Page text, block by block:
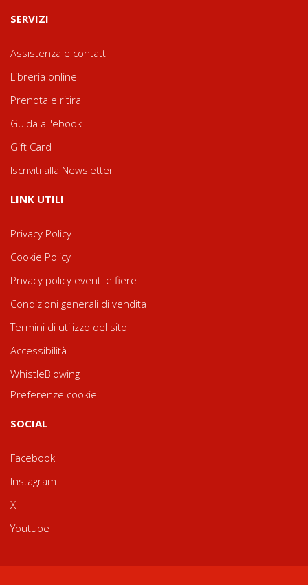
SERVIZI
Assistenza e contatti
Libreria online
Prenota e ritira
Guida all'ebook
Gift Card
Iscriviti alla Newsletter
LINK UTILI
Privacy Policy
Cookie Policy
Privacy policy eventi e fiere
Condizioni generali di vendita
Termini di utilizzo del sito
Accessibilità
WhistleBlowing
Preferenze cookie
SOCIAL
Facebook
Instagram
X
Youtube